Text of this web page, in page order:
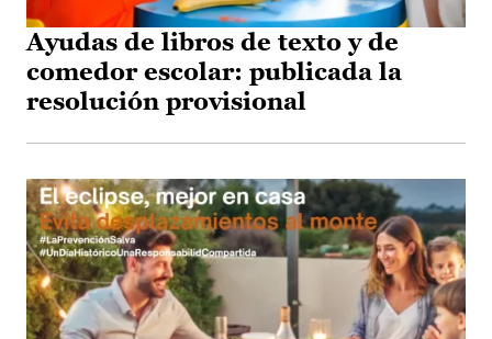
Ayudas de libros de texto y de
comedor escolar: publicada la
resolución provisional